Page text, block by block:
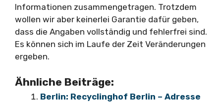
Informationen zusammengetragen. Trotzdem
wollen wir aber keinerlei Garantie dafür geben,
dass die Angaben vollständig und fehlerfrei sind.
Es können sich im Laufe der Zeit Veränderungen
ergeben.
Ähnliche Beiträge:
Berlin: Recyclinghof Berlin – Adresse